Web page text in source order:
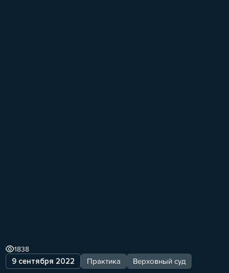
9 сентября 2022 Практика Верховный суд
1838